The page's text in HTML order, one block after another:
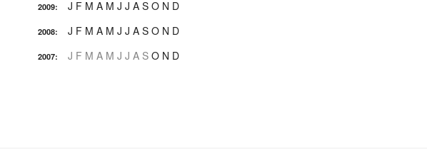
2009: J F M A M J J A S O N D
2008: J F M A M J J A S O N D
2007: J F M A M J J A S O N D